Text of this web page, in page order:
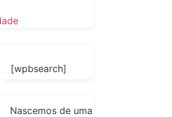
[wpbsearch]
Nascemos de uma